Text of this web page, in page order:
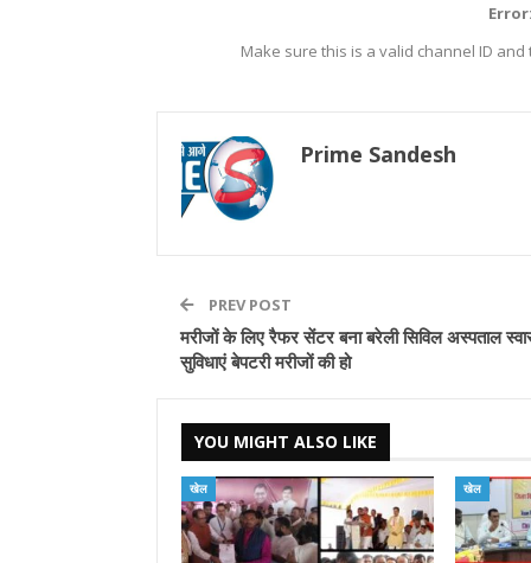
Make sure this is a valid channel ID
Prime Sandesh
PREV POST
मरीजों के लिए रैफर सेंटर बना बरेली सिविल अस्पताल
सुविधाएं बेपटरी मरीजों की हो
YOU MIGHT ALSO LIKE
खेल खेल